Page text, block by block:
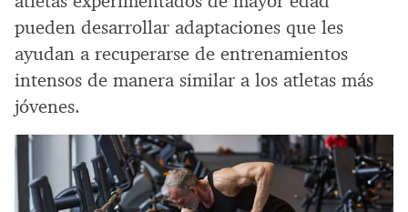
pueden desarrollar adaptaciones que les
ayudan a recuperarse de entrenamientos
intensos de manera similar a los atletas más
jóvenes.